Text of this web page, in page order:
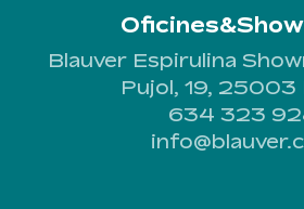
Blauver Espirulina
Pujol, 19, 25003
634 323